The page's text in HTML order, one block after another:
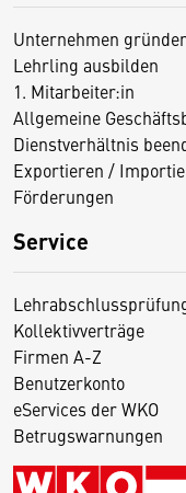
Unternehmen
Lehrling ausbilden
1. Mitarbeiter:in
Allgemeine
Dienstverhältnis
Exportieren /
Förderungen
Service
Kollektivverträge
Firmen A-Z
Benutzerkonto
eServices der WKO
Betrugswarnungen